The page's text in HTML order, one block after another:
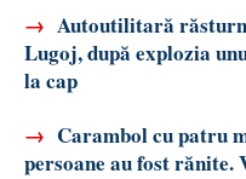
→ Autoutilitară
Lugoj, după explozia
la cap
→ Carambol cu patru
persoane au fost rănite.